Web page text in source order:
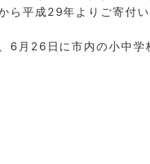
ら平成29年よりご寄付
6月26日に市内の小中学